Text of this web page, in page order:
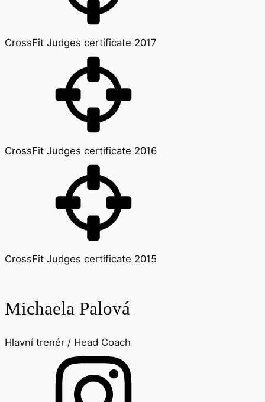
CrossFit Judges certificate 2017
CrossFit Judges certificate 2016
CrossFit Judges certificate 2015
Michaela Palová
Hlavní trenér / Head Coach